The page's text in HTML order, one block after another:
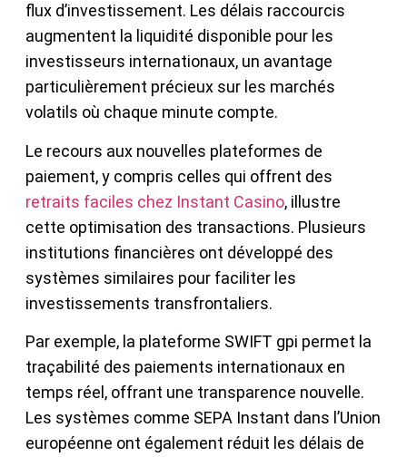
flux d’investissement. Les délais raccourcis
augmentent la liquidité disponible pour les
investisseurs internationaux, un avantage
particulièrement précieux sur les marchés
volatils où chaque minute compte.
Le recours aux nouvelles plateformes de
paiement, y compris celles qui offrent des
retraits faciles chez Instant Casino, illustre
cette optimisation des transactions. Plusieurs
institutions financières ont développé des
systèmes similaires pour faciliter les
investissements transfrontaliers.
Par exemple, la plateforme SWIFT gpi permet la
traçabilité des paiements internationaux en
temps réel, offrant une transparence nouvelle.
Les systèmes comme SEPA Instant dans l’Union
européenne ont également réduit les délais de